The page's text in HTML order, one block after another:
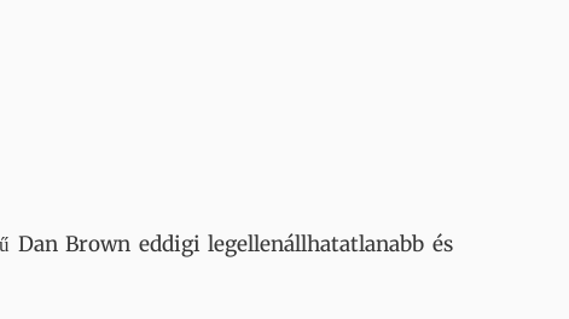
Brown eddigi legellenállhatatlanabb és